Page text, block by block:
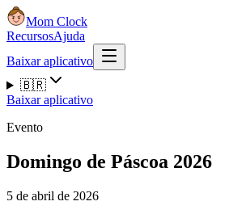
Mom Clock
RecursosAjuda
Baixar aplicativo
🇧🇷
Baixar aplicativo
Evento
Domingo de Páscoa 2026
5 de abril de 2026